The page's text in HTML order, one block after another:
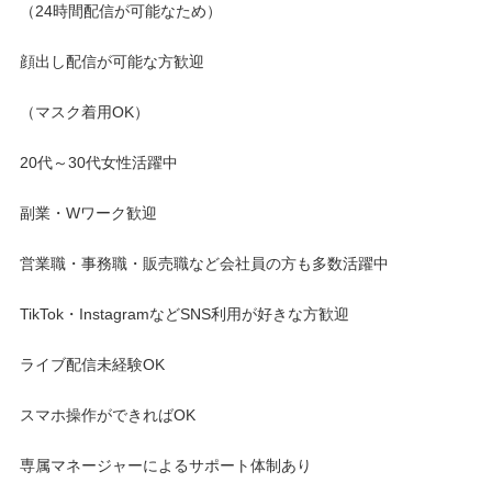
◎さまざまな職業の方が活躍中！
ライター、歌手、ピアノ講師、地下アイドル、お笑い芸人、タレ
理研究家、テーマパークスタッフ など
◎応募は超カンタン！
今すぐ応募して、新しい働き方をスタート！
まずは話を聞くだけでもOK！お気軽にご応募ください。
（24時間配信が可能なため）
顔出し配信が可能な方歓迎
（マスク着用OK）
20代～30代女性活躍中
副業・Wワーク歓迎
営業職・事務職・販売職など会社員の方も多数活躍中
TikTok・InstagramなどSNS利用が好きな方歓迎
ライブ配信未経験OK
スマホ操作ができればOK
専属マネージャーによるサポート体制あり